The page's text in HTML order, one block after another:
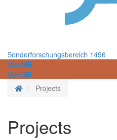
Sonderforschungsbereich 1456
Menü
Menü
Startseite
Projects
Projects